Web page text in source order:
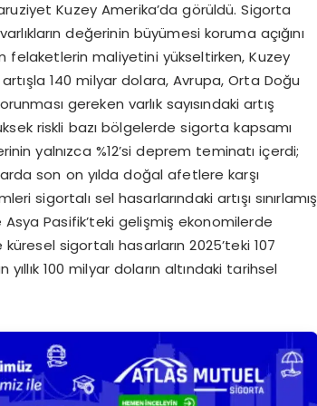
Kuzey Amerika’da görüldü. Sigorta
değerinin büyümesi koruma açığını
felaketlerin maliyetini yükseltirken, Kuzey
140 milyar dolara, Avrupa, Orta Doğu
gereken varlık sayısındaki artış
riskli bazı bölgelerde sigorta kapsamı
yalnızca %12’si deprem teminatı içerdi;
son on yılda doğal afetlere karşı
sigortalı sel hasarlarındaki artışı sınırlamış
Pasifik’teki gelişmiş ekonomilerde
sigortalı hasarların 2025’teki 107
100 milyar doların altındaki tarihsel